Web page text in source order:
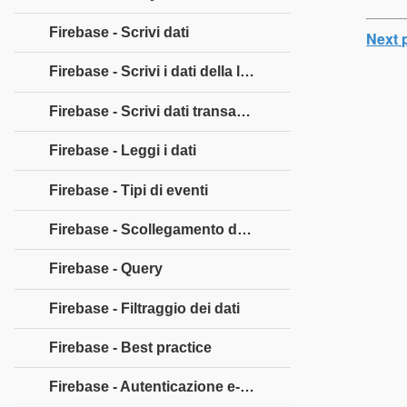
Next
Firebase - Scrivi dati
Firebase - Scrivi i dati della lista
Firebase - Scrivi dati transazionali
Firebase - Leggi i dati
Firebase - Tipi di eventi
Firebase - Scollegamento dei callback
Firebase - Query
Firebase - Filtraggio dei dati
Firebase - Best practice
Firebase - Autenticazione e-mail